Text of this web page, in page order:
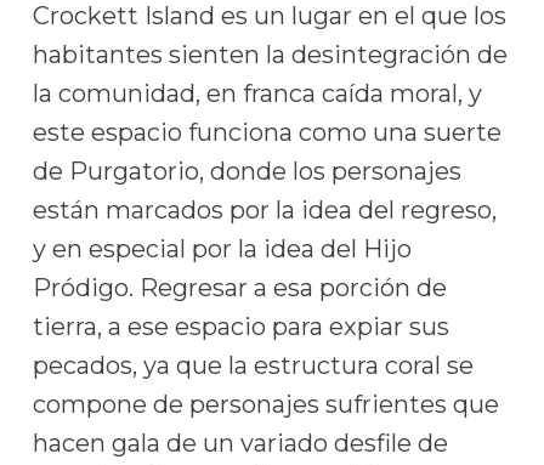
Crockett Island es un lugar en el que los
habitantes sienten la desintegración de
la comunidad, en franca caída moral, y
este espacio funciona como una suerte
de Purgatorio, donde los personajes
están marcados por la idea del regreso,
y en especial por la idea del Hijo
Pródigo. Regresar a esa porción de
tierra, a ese espacio para expiar sus
pecados, ya que la estructura coral se
compone de personajes sufrientes que
hacen gala de un variado desfile de